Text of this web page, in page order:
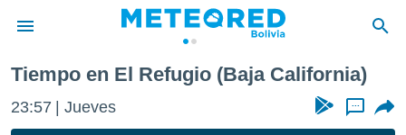
de
Tiempo en El Refugio (Baja California)
23:57 Jueves ...